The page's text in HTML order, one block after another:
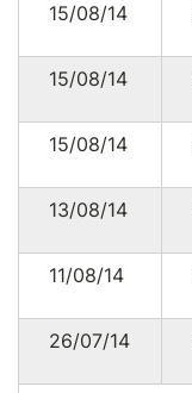
15/08/14
15/08/14
15/08/14
13/08/14
11/08/14
26/07/14